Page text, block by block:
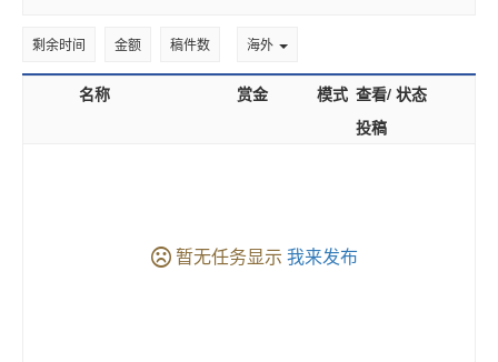
剩余时间 金额 稿件数 海外
名称 赏金 模式 查看/
投稿
状态
暂无任务显示 我来发布